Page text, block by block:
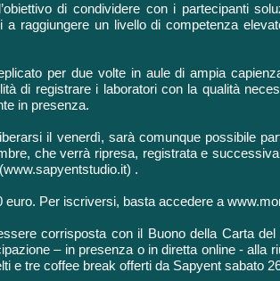
di condividere con i partecipanti
a raggiungere un livello di competenza
per due volte in aule di ampia
di registrare i laboratori con la qualità
in presenza.
il venerdì, sarà comunque possibile
che verrà ripresa, registrata e
.
euro. Per iscriversi, basta accedere a
corrisposta con il Buono della Carta
– in presenza o in diretta online - alla
e tre coffee break offerti da Sapyent sabato